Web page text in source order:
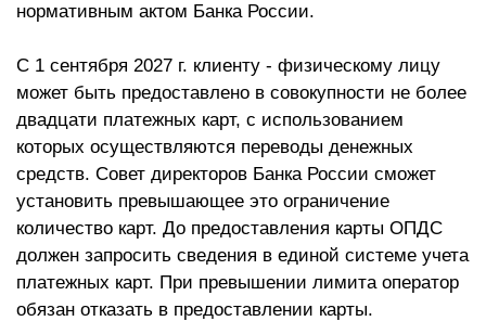
нормативным актом Банка России.
С 1 сентября 2027 г. клиенту - физическому лицу
может быть предоставлено в совокупности не более
двадцати платежных карт, с использованием
которых осуществляются переводы денежных
средств. Совет директоров Банка России сможет
установить превышающее это ограничение
количество карт. До предоставления карты ОПДС
должен запросить сведения в единой системе учета
платежных карт. При превышении лимита оператор
обязан отказать в предоставлении карты.